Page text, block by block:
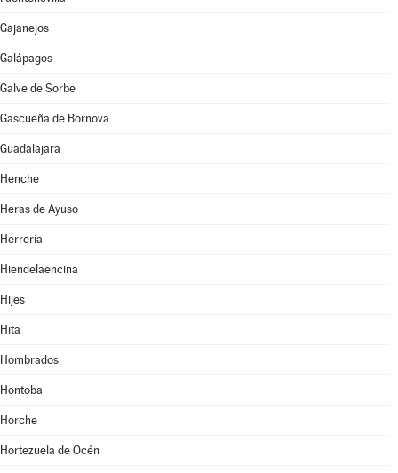
Gajanejos
Galápagos
Galve de Sorbe
Gascueña de Bornova
Guadalajara
Henche
Heras de Ayuso
Herrería
Hiendelaencina
Hijes
Hita
Hombrados
Hontoba
Horche
Hortezuela de Océn